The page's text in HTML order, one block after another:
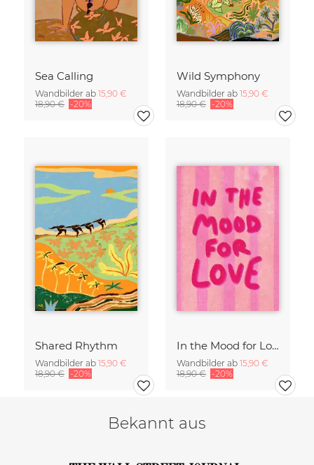
Sea Calling
Wandbilder ab 15,90 €
18,90 € -20%
Wild Symphony
Wandbilder ab 15,90 €
18,90 € -20%
Shared Rhythm
Wandbilder ab 15,90 €
18,90 € -20%
In the Mood for Love - Handlettering
Wandbilder ab 15,90 €
18,90 € -20%
Bekannt aus